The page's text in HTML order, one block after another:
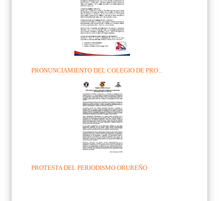
PRONUNCIAMIENTO DEL COLEGIO DE PRO...
PROTESTA DEL PERIODISMO ORUREÑO